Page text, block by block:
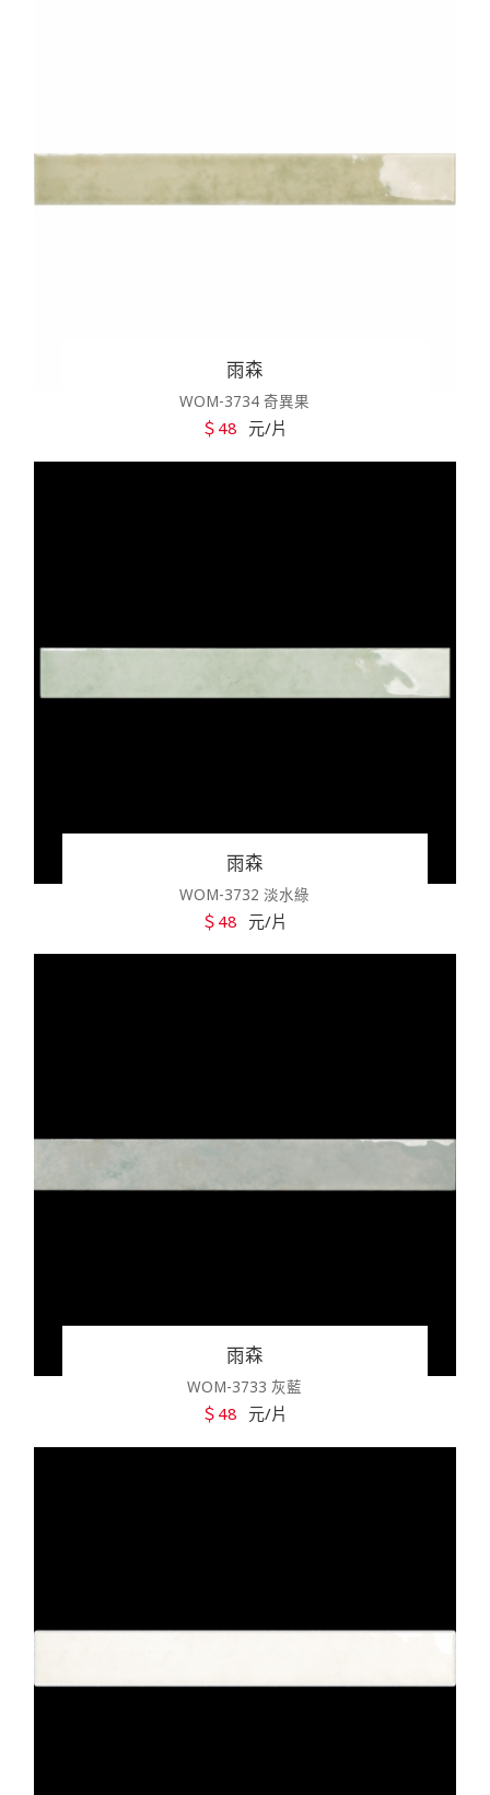
雨森
WOM-3734 奇異果
＄48 元/片
雨森
WOM-3732 淡水綠
＄48 元/片
雨森
WOM-3733 灰藍
＄48 元/片